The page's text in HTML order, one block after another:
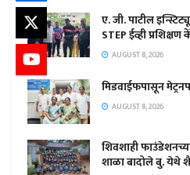
ए. जी. पाटील
STEP ईव्ही
AUGUST 8, 2026
मिडवाईफपासून
AUGUST 8, 2026
शिवशाही
शाळा बादोले बु. येथे